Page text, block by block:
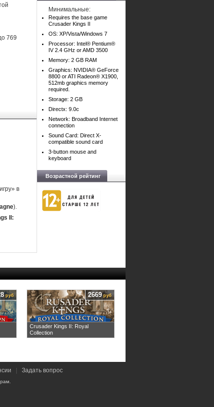
769
в
).
II:
Минимальные:
Requires the base game
Crusader Kings II
OS: XP/Vista/Windows 7
Processor: Intel® Pentium®
IV 2.4 GHz or AMD 3500
Memory: 2 GB RAM
Graphics: NVIDIA® GeForce
8800 or ATI Radeon® X1900,
512mb graphics memory
required.
Storage: 2 GB
Directx: 9.0c
Network: Broadband Internet
connection
Sound Card: Direct X-
compatible sound card
3-button mouse and
keyboard
Возрастной рейтинг
руб
Crusader Kings II: Royal
Collection
2669 руб
Задать вопрос